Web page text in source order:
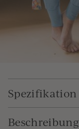
Spezifikation
Beschreibung